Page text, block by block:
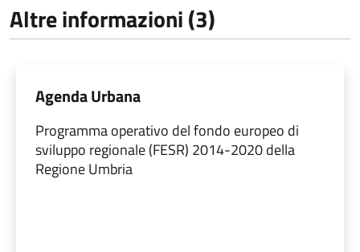
Altre informazioni (3)
Agenda Urbana
Programma operativo del fondo europeo di
sviluppo regionale (FESR) 2014-2020 della
Regione Umbria